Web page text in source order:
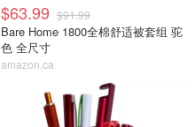
$63.99 $91.99
Bare Home 1800全棉舒适被套组 驼
色 全尺寸
amazon.ca